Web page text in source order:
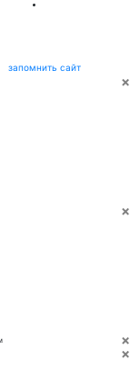
запомнить сайт
×
×
×
×